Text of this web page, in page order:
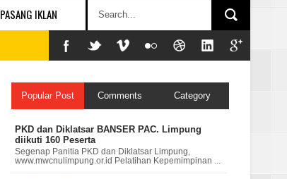
PASANG IKLAN
Popular Post Comments Category
PKD dan Diklatsar BANSER PAC. Limpung
diikuti 160 Peserta
Segenap Panitia PKD dan Diklatsar Limpung,
www.mwcnulimpung.or.id Pelatihan Kepemimpinan ...